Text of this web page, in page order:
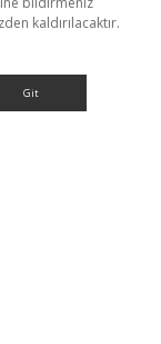
kaldırılacaktır.